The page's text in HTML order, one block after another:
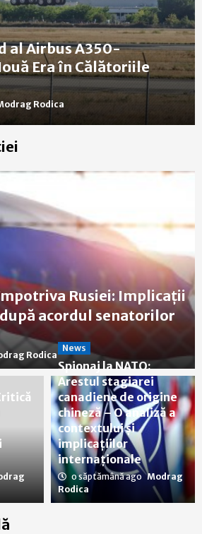
al Airbus A350-
Era în Călătoriile
Rodica
Rusiei: Implicații
acordul senatorilor
Rodica
News
Spionaj la NATO:
Arestul stagiarei
canadiene de origine
chineză – O analiză a
contextului și
implicațiilor
internaționale
o săptămână ago Modrag
Rodica